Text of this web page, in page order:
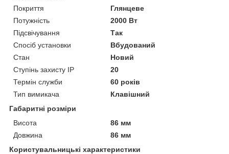
Покриття
Глянцеве
Потужність
2000 Вт
Підсвічування
Так
Спосіб установки
Вбудований
Стан
Новий
Ступінь захисту IP
20
Термін служби
60 років
Тип вимикача
Клавішний
Габаритні розміри
Висота
86 мм
Довжина
86 мм
Користувальницькі характеристики